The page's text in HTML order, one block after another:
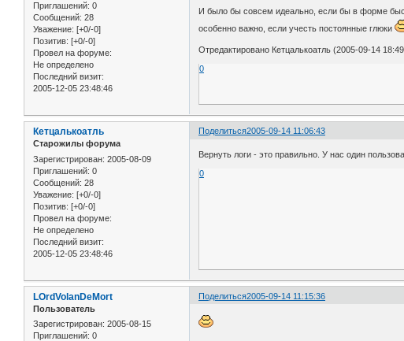
Приглашений: 0
Сообщений: 28
Уважение: [+0/-0]
Позитив: [+0/-0]
Провел на форуме:
Не определено
Последний визит:
2005-12-05 23:48:46
И было бы совсем идеально, если бы в форме
особенно важно, если учесть постоянные глюки
Отредактировано Кетцалькоатль (2005-09-14
0
Поделиться2005-09-14 11:06:43
Кетцалькоатль
Старожилы форума
Зарегистрирован: 2005-08-09
Приглашений: 0
Сообщений: 28
Уважение: [+0/-0]
Позитив: [+0/-0]
Провел на форуме:
Не определено
Последний визит:
2005-12-05 23:48:46
Вернуть логи - это правильно. У нас один
0
Поделиться2005-09-14 11:15:36
LOrdVolanDeMort
Пользователь
Зарегистрирован: 2005-08-15
Приглашений: 0